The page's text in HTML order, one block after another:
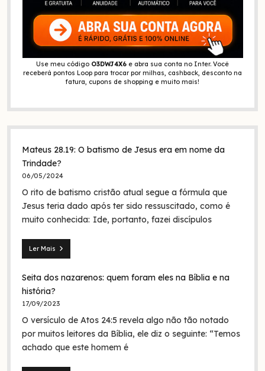
Use meu código O3DWJ4X6 e abra sua conta no Inter. Você
receberá pontos Loop para trocar por milhas, cashback, desconto na
fatura, cupons de shopping e muito mais!
Mateus 28.19: O batismo de Jesus era em nome da
Trindade?
06/05/2024
O rito de batismo cristão atual segue a fórmula que
Jesus teria dado após ter sido ressuscitado, como é
muito conhecida: Ide, portanto, fazei discípulos
Ler Mais
Mateus
O
batismo
de
era
em
nome
da
Seita dos nazarenos: quem foram eles na Bíblia e na
história?
17/09/2023
O versículo de Atos 24:5 revela algo não tão notado
por muitos leitores da Bíblia, ele diz o seguinte: “Temos
achado que este homem é